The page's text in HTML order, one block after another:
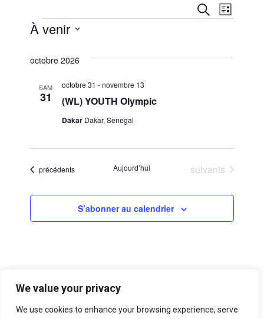
We value your privacy
We use cookies to enhance your browsing experience, serve
Recherche
Liste
Évènements
À venir
une
octobre 2026
SAM
31 (WL) YOUTH Olympic
octobre 31 -novembre 13
Dakar Dakar, Senegal
Évènements
précédents Aujourd’hui Évènements
suivants
S’abonner au calendrier